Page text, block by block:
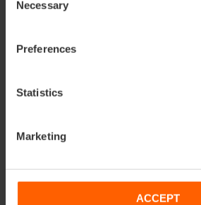
Selection
Necessary
Preferences
Statistics
Marketing
ACCEPT
Cómo llegar